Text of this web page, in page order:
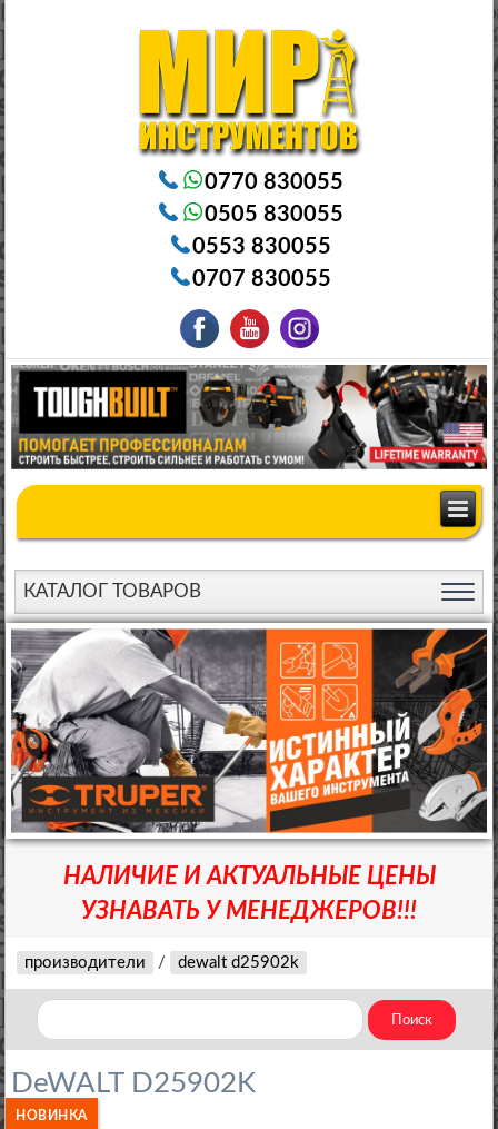
0770 830055
0505 830055
0553 830055
0707 830055
КАТАЛОГ ТОВАРОВ
НАЛИЧИЕ И АКТУАЛЬНЫЕ ЦЕНЫ
УЗНАВАТЬ У МЕНЕДЖЕРОВ!!!
производители / dewalt d25902k
DeWALT D25902K
НОВИНКА